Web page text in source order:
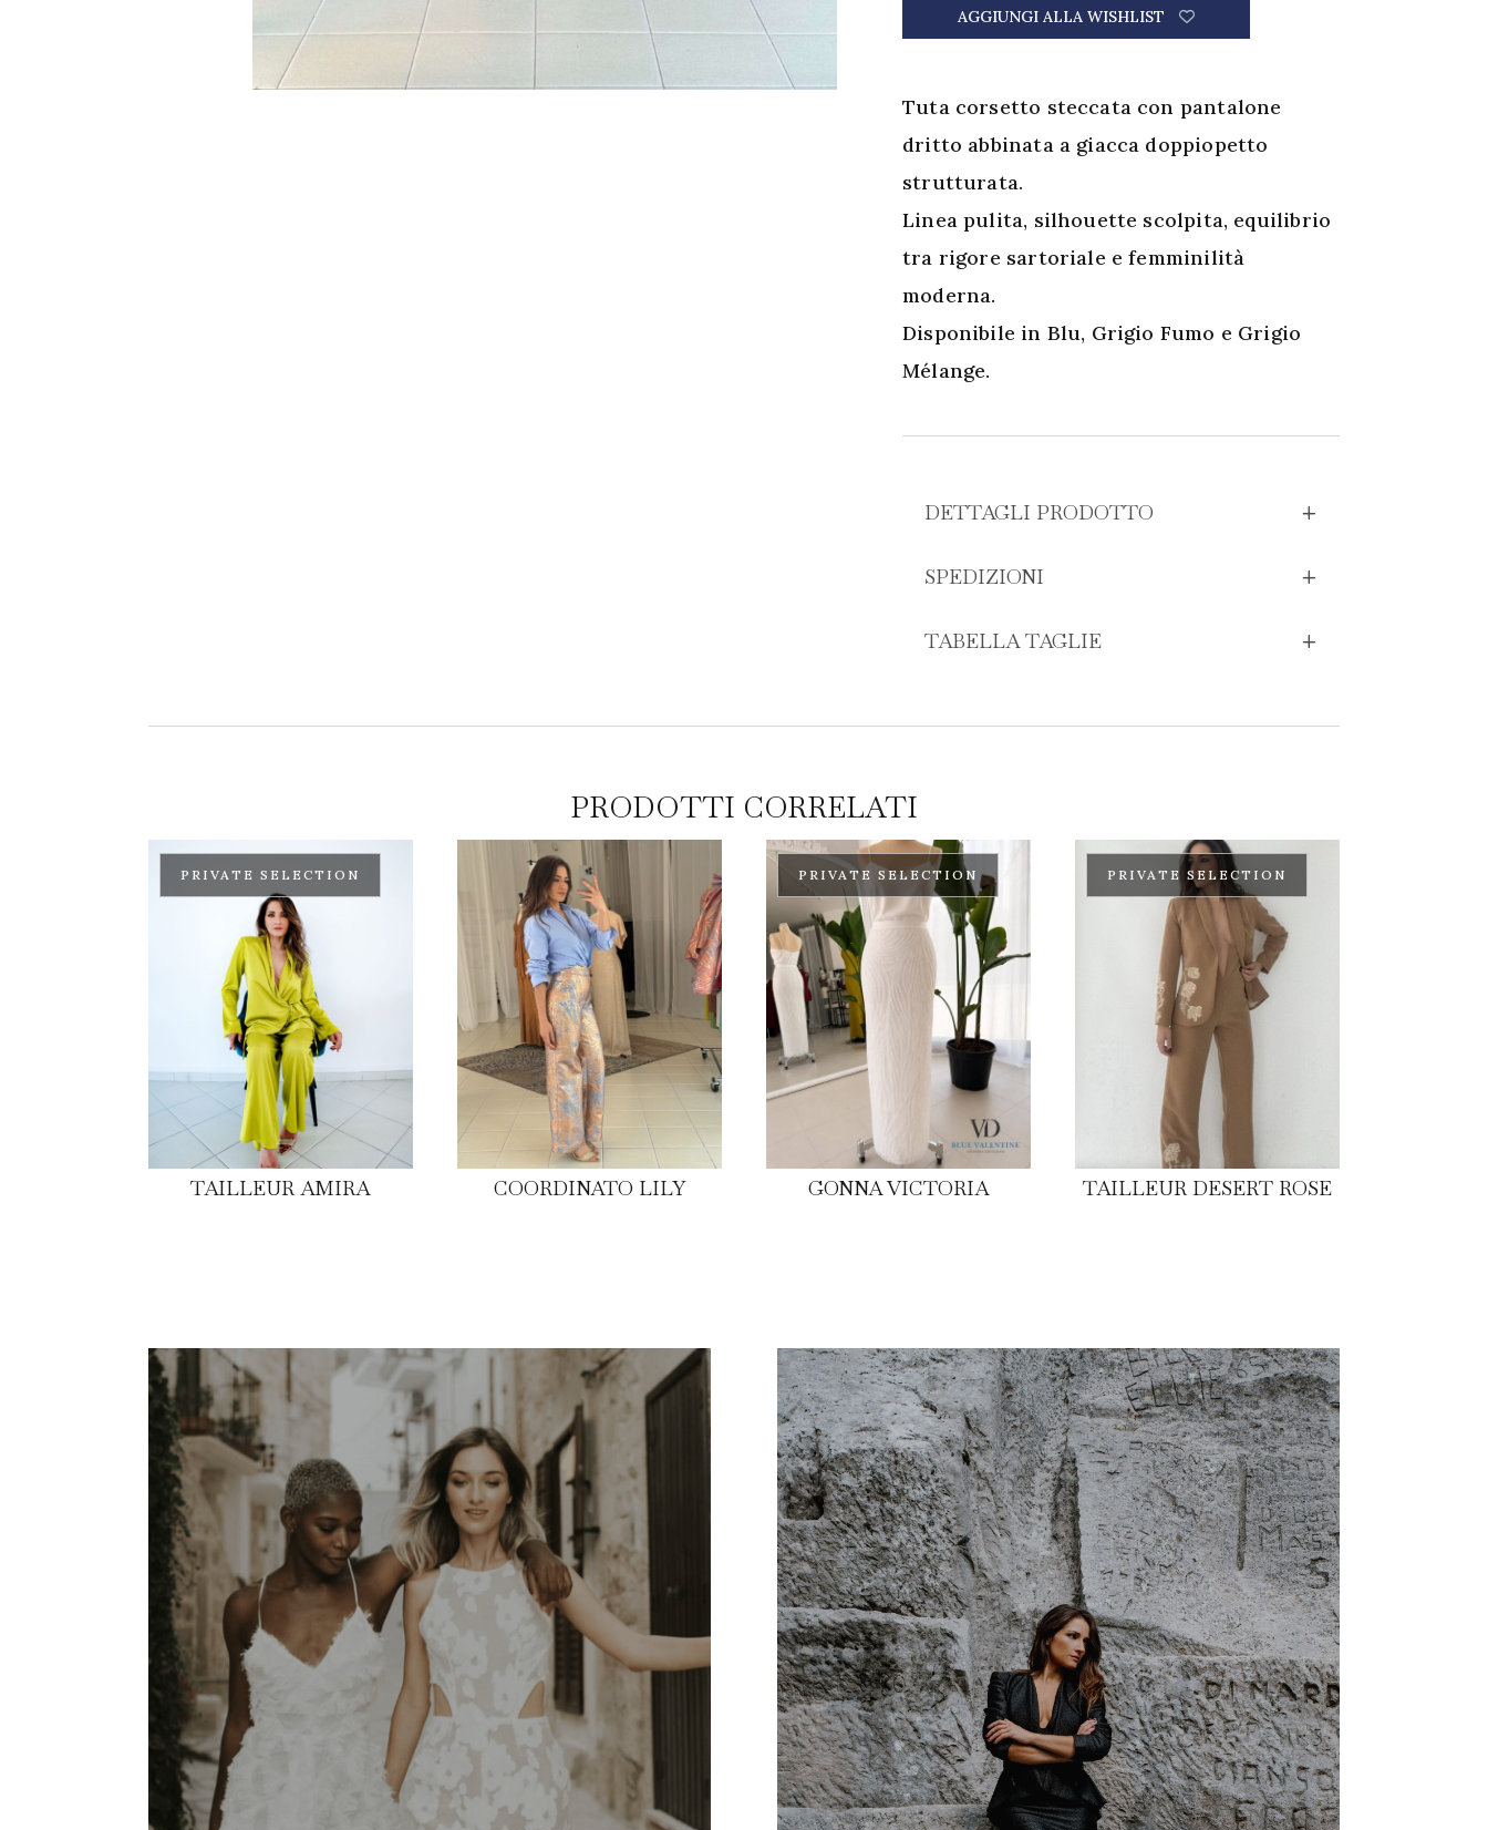
corsetto
quantità
AGGIUNGI ALLA WISHLIST
Tuta corsetto steccata con pantalone
dritto abbinata a giacca doppiopetto
strutturata.
Linea pulita, silhouette scolpita, equilibrio
tra rigore sartoriale e femminilità
moderna.
Disponibile in Blu, Grigio Fumo e Grigio
Mélange.
DETTAGLI PRODOTTO
SPEDIZIONI
TABELLA TAGLIE
PRODOTTI CORRELATI
PRIVATE SELECTION
TAILLEUR AMIRA COORDINATO LILY
PRIVATE SELECTION
GONNA VICTORIA
PRIVATE SELECTION
TAILLEUR DESERT ROSE